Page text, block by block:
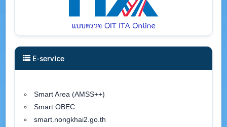
E-service
Smart Area (AMSS++)
Smart OBEC
smart.nongkhai2.go.th